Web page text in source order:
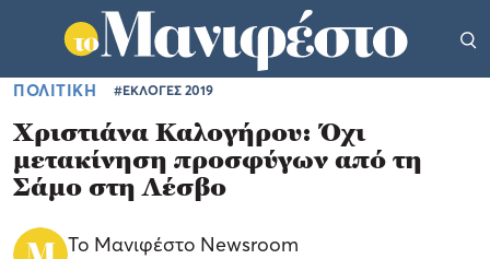
ΠΟΛΙΤΙΚΗ #ΕΚΛΟΓΕΣ 2019
Χριστιάνα Καλογήρου: Όχι
μετακίνηση προσφύγων από τη
Σάμο στη Λέσβο
Το Μανιφέστο Newsroom